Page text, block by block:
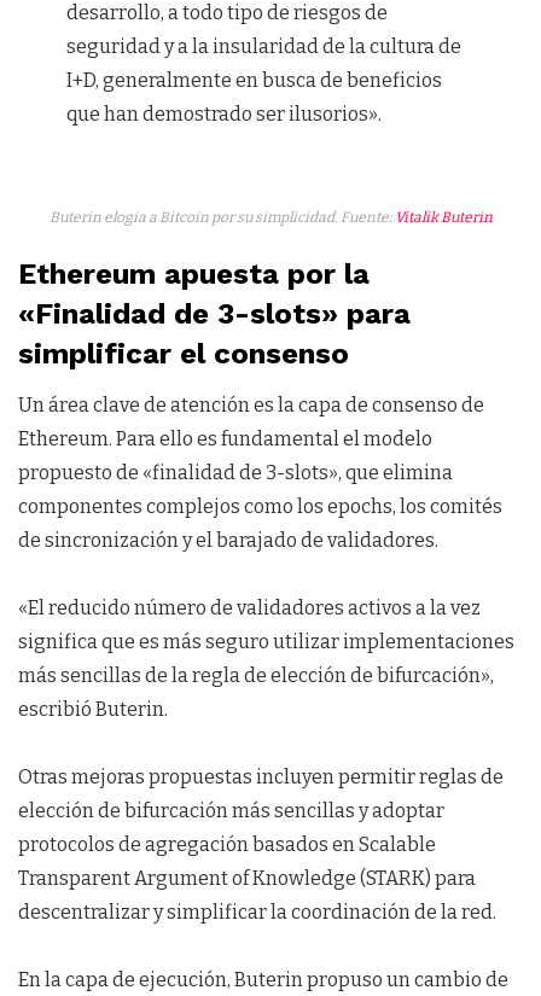
desarrollo, a todo tipo de riesgos de
seguridad y a la insularidad de la cultura de
I+D, generalmente en busca de beneficios
que han demostrado ser ilusorios».
Buterin elogia a Bitcoin por su simplicidad. Fuente: Vitalik Buterin
Ethereum apuesta por la
«Finalidad de 3-slots» para
simplificar el consenso
Un área clave de atención es la capa de consenso de
Ethereum. Para ello es fundamental el modelo
propuesto de «finalidad de 3-slots», que elimina
componentes complejos como los epochs, los comités
de sincronización y el barajado de validadores.
«El reducido número de validadores activos a la vez
significa que es más seguro utilizar implementaciones
más sencillas de la regla de elección de bifurcación»,
escribió Buterin.
Otras mejoras propuestas incluyen permitir reglas de
elección de bifurcación más sencillas y adoptar
protocolos de agregación basados en Scalable
Transparent Argument of Knowledge (STARK) para
descentralizar y simplificar la coordinación de la red.
En la capa de ejecución, Buterin propuso un cambio de